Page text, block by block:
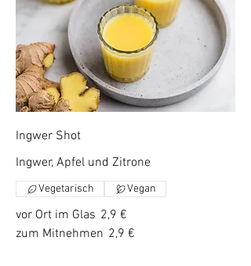
Ingwer Shot
Ingwer, Apfel und Zitrone
vor Ort im Glas 2,9 €
zum Mitnehmen 2,9 €
Vegetarisch Vegan